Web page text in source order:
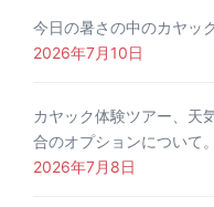
今日の暑さの中のカヤッ
2026年7月10日
カヤック体験ツアー、天
合のオプションについて。
2026年7月8日